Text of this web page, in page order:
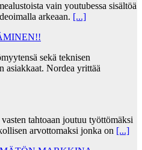
vain youtubessa sisältöä
arkeaan. [...]
sekä teknisen
asiakkaat. Nordea yrittää
tahtoaan joutuu työttömäksi
arvottomaksi jonka on [...]